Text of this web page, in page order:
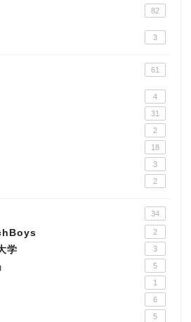
82
3
61
4
31
2
18
3
2
34
2
学 3
5
1
6
5